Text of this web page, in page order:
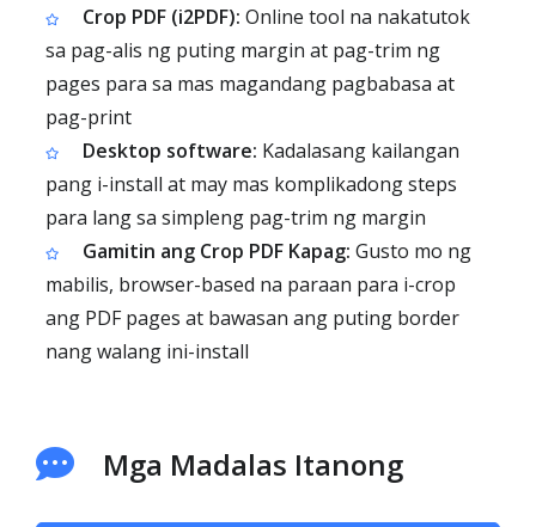
Crop PDF (i2PDF): Online tool na nakatutok
sa pag-alis ng puting margin at pag-trim ng
pages para sa mas magandang pagbabasa at
pag-print
Desktop software: Kadalasang kailangan
pang i-install at may mas komplikadong steps
para lang sa simpleng pag-trim ng margin
Gamitin ang Crop PDF Kapag: Gusto mo ng
mabilis, browser-based na paraan para i-crop
ang PDF pages at bawasan ang puting border
nang walang ini-install
Mga Madalas Itanong